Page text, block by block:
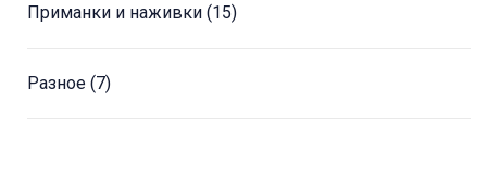
Приманки и наживки (15)
Разное (7)